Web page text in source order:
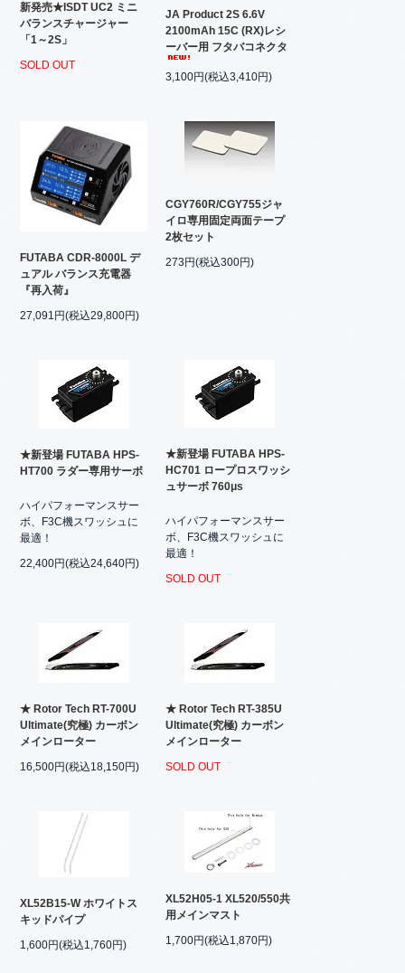
新発売★ISDT UC2 ミニ
バランスチャージャー
「1～2S」
SOLD OUT
JA Product 2S 6.6V
2100mAh 15C (RX)レシ
ーバー用 フタバコネクタ
3,100円(税込3,410円)
FUTABA CDR-8000L デ
ュアル バランス充電器
『再入荷』
27,091円(税込29,800円)
CGY760R/CGY755ジャ
イロ専用固定両面テープ
2枚セット
273円(税込300円)
★新登場 FUTABA HPS-
HT700 ラダー専用サーボ
ハイパフォーマンスサー
ボ、F3C機スワッシュに
最適！
22,400円(税込24,640円)
★新登場 FUTABA HPS-
HC701 ロープロスワッシ
ュサーボ 760μs
ハイパフォーマンスサー
ボ、F3C機スワッシュに
最適！
SOLD OUT
★ Rotor Tech RT-700U
Ultimate(究極) カーボン
メインローター
16,500円(税込18,150円)
★ Rotor Tech RT-385U
Ultimate(究極) カーボン
メインローター
SOLD OUT
XL52B15-W ホワイトス
キッドパイプ
1,600円(税込1,760円)
XL52H05-1 XL520/550共
用メインマスト
1,700円(税込1,870円)